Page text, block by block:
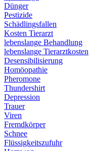
Dünger
Pestizide
Schädlingsfallen
Kosten Tierarzt
lebenslange Behandlung
lebenslange Tierarztkosten
Desensibilisierung
Homöopathie
Pheromone
Thundershirt
Depression
Trauer
Viren
Fremdkörper
Schnee
Flüssigkeitszufuhr